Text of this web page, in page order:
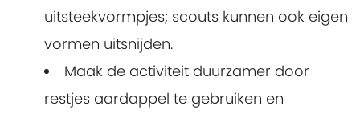
uitsteekvormpjes; scouts kunnen ook eigen
vormen uitsnijden.
Maak de activiteit duurzamer door
restjes aardappel te gebruiken en